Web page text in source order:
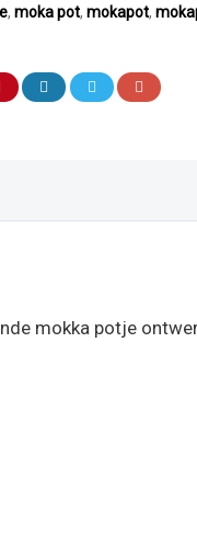
, moka pot, mokapot,
mokka potje